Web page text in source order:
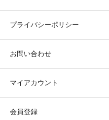
プライバシーポリシー
お問い合わせ
マイアカウント
会員登録